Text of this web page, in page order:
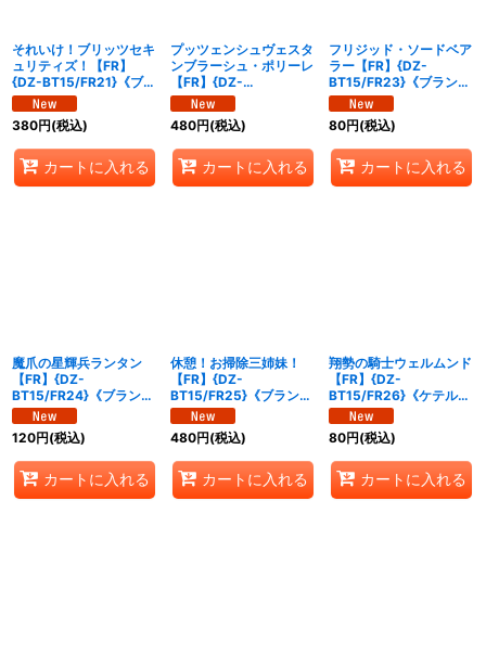
それいけ！ブリッツセキ
ュリティズ！【FR】
{DZ-BT15/FR21}《ブラ
ントゲート》
380円(税込)
カートに入れる
プッツェンシュヴェスタ
ンブラーシュ・ポリーレ
【FR】{DZ-
BT15/FR22}《ブラント
ゲート》
480円(税込)
カートに入れる
フリジッド・ソードベア
ラー【FR】{DZ-
BT15/FR23}《ブラント
ゲート》
80円(税込)
カートに入れる
魔爪の星輝兵ランタン
【FR】{DZ-
BT15/FR24}《ブラント
ゲート》
120円(税込)
カートに入れる
休憩！お掃除三姉妹！
【FR】{DZ-
BT15/FR25}《ブラント
ゲート》
480円(税込)
カートに入れる
翔勢の騎士ウェルムンド
【FR】{DZ-
BT15/FR26}《ケテルサ
ンクチュアリ》
80円(税込)
カートに入れる